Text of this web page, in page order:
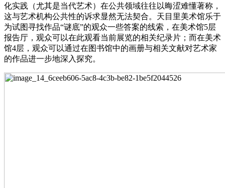
化实践（尤其是当代艺术）在公共领域往往以晦涩难懂著称，
这与艺术机构公共性的诉求显然无法契合。天目里美术馆乐于
为试图寻找作品“谜底”的观众一些答案的线索，在美术馆5层
报告厅，观众可以在此观看当前展览的相关纪录片；而在美术
馆4层，观众可以通过在图书馆中的画册与相关文献对艺术家
的作品进一步地深入探究。